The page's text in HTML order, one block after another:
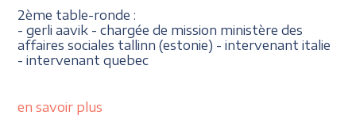
2ème table-ronde :
- gerli aavik - chargée de mission ministère des
affaires sociales tallinn (estonie) - intervenant italie
- intervenant quebec
en savoir plus